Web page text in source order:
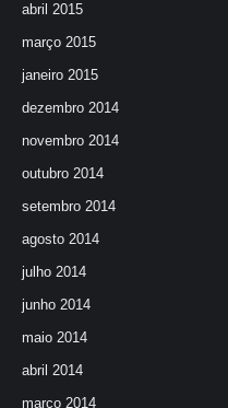
abril 2015
março 2015
janeiro 2015
dezembro 2014
novembro 2014
outubro 2014
setembro 2014
agosto 2014
julho 2014
junho 2014
maio 2014
abril 2014
março 2014